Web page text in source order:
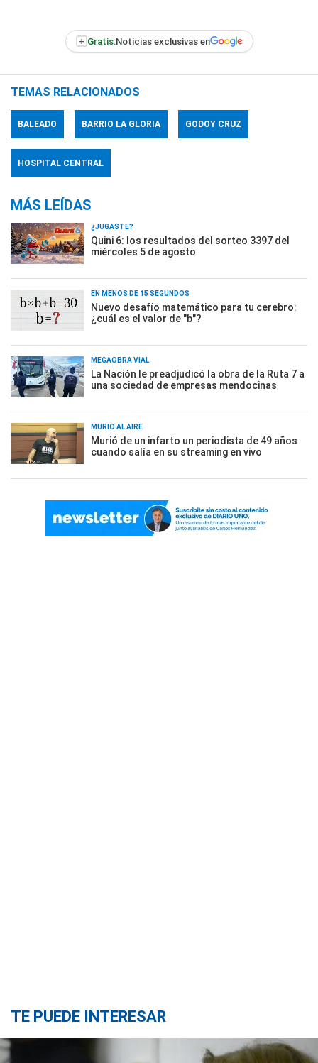
+ Gratis:Noticias exclusivas en
TEMAS RELACIONADOS
BALEADO BARRIO LA GLORIA GODOY CRUZ
HOSPITAL CENTRAL
MÁS LEÍDAS
¿JUGASTE?
Quini 6: los resultados del sorteo 3397 del
miércoles 5 de agosto
EN MENOS DE 15 SEGUNDOS
Nuevo desafío matemático para tu cerebro:
¿cuál es el valor de "b"?
MEGAOBRA VIAL
La Nación le preadjudicó la obra de la Ruta 7 a
una sociedad de empresas mendocinas
MURIÓ AL AIRE
Murió de un infarto un periodista de 49 años
cuando salía en su streaming en vivo
TE PUEDE INTERESAR